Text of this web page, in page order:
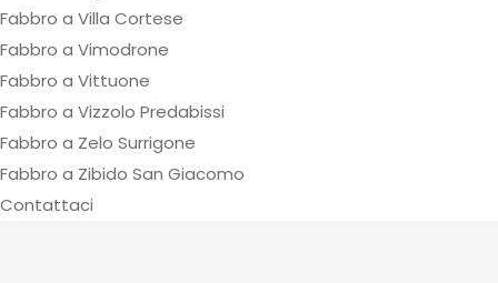
Fabbro a Villa Cortese
Fabbro a Vimodrone
Fabbro a Vittuone
Fabbro a Vizzolo Predabissi
Fabbro a Zelo Surrigone
Fabbro a Zibido San Giacomo
Contattaci